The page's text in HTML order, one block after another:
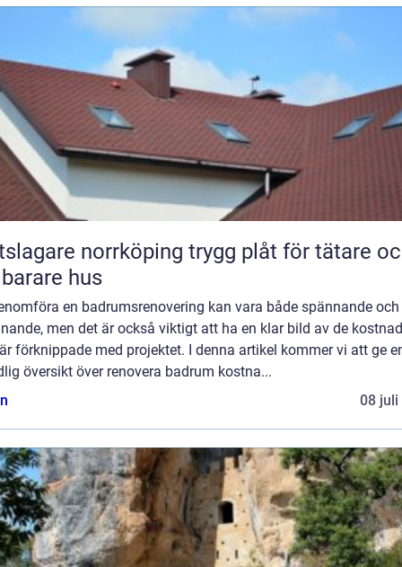
norrköping trygg plåt för tätare och
hus
en badrumsrenovering kan vara både spännande och
men det är också viktigt att ha en klar bild av de
förknippade med projektet. I denna artikel kommer vi att ge
översikt över renovera badrum kostna...
08 juli